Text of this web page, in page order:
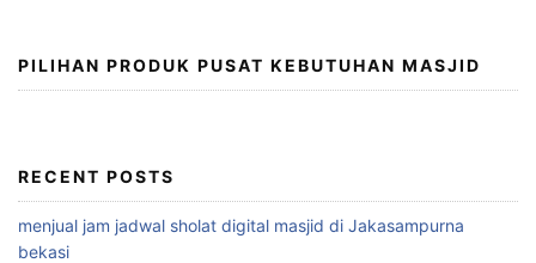
PILIHAN PRODUK PUSAT KEBUTUHAN MASJID
RECENT POSTS
menjual jam jadwal sholat digital masjid di Jakasampurna
bekasi